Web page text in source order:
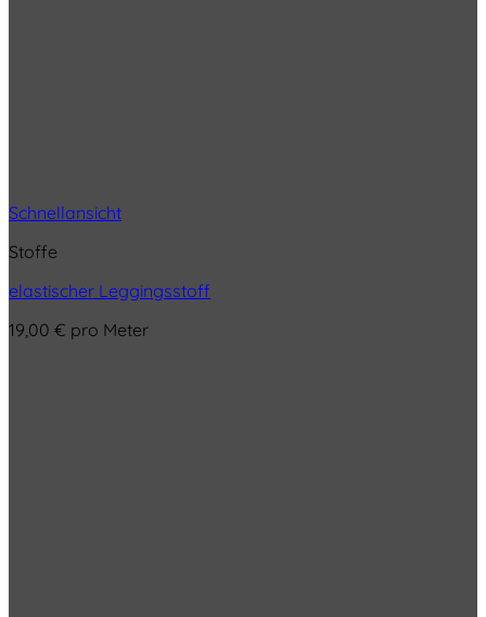
Schnellansicht
Stoffe
elastischer Leggingsstoff
19,00 € pro Meter